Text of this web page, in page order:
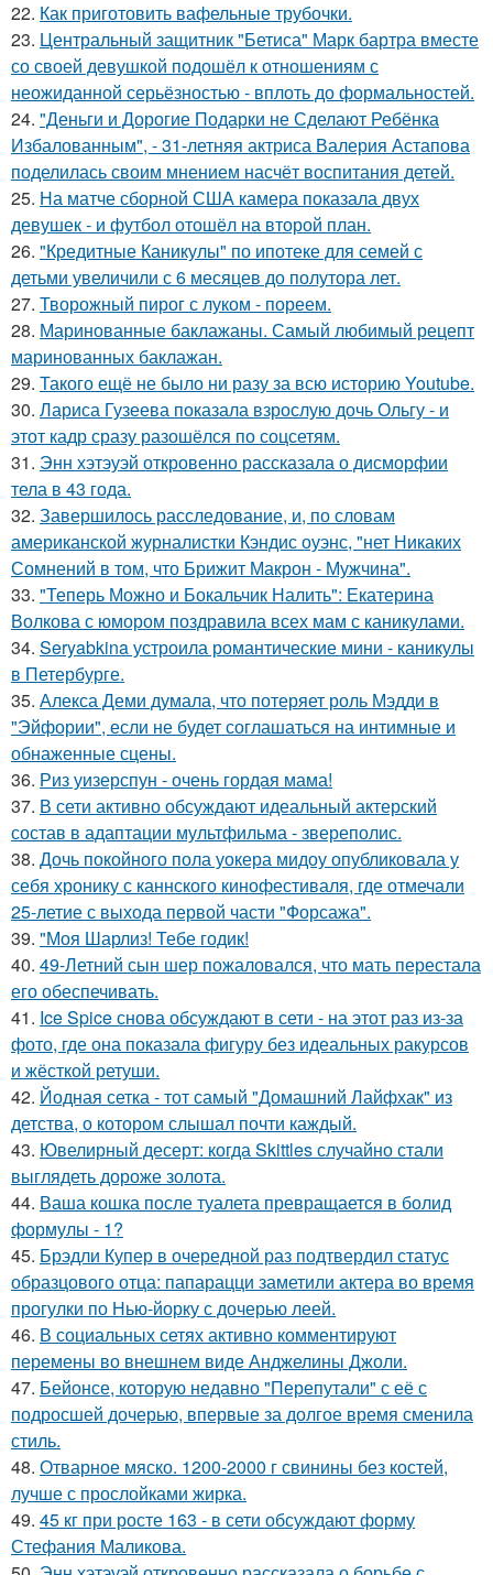
22. Как приготовить вафельные трубочки.
23. Центральный защитник "Бетиса" Марк бартра вместе
со своей девушкой подошёл к отношениям с
неожиданной серьёзностью - вплоть до формальностей.
24. "Деньги и Дорогие Подарки не Сделают Ребёнка
Избалованным", - 31-летняя актриса Валерия Астапова
поделилась своим мнением насчёт воспитания детей.
25. На матче сборной США камера показала двух
девушек - и футбол отошёл на второй план.
26. "Кредитные Каникулы" по ипотеке для семей с
детьми увеличили с 6 месяцев до полутора лет.
27. Творожный пирог с луком - пореем.
28. Маринованные баклажаны. Самый любимый рецепт
маринованных баклажан.
29. Такого ещё не было ни разу за всю историю Youtube.
30. Лариса Гузеева показала взрослую дочь Ольгу - и
этот кадр сразу разошёлся по соцсетям.
31. Энн хэтэуэй откровенно рассказала о дисморфии
тела в 43 года.
32. Завершилось расследование, и, по словам
американской журналистки Кэндис оуэнс, "нет Никаких
Сомнений в том, что Брижит Макрон - Мужчина".
33. "Теперь Можно и Бокальчик Налить": Екатерина
Волкова с юмором поздравила всех мам с каникулами.
34. Seryabkina устроила романтические мини - каникулы
в Петербурге.
35. Алекса Деми думала, что потеряет роль Мэдди в
"Эйфории", если не будет соглашаться на интимные и
обнаженные сцены.
36. Риз уизерспун - очень гордая мама!
37. В сети активно обсуждают идеальный актерский
состав в адаптации мультфильма - звереполис.
38. Дочь покойного пола уокера мидоу опубликовала у
себя хронику с каннского кинофестиваля, где отмечали
25-летие с выхода первой части "Форсажа".
39. "Моя Шарлиз! Тебе годик!
40. 49-Летний сын шер пожаловался, что мать перестала
его обеспечивать.
41. Ice Spice снова обсуждают в сети - на этот раз из-за
фото, где она показала фигуру без идеальных ракурсов
и жёсткой ретуши.
42. Йодная сетка - тот самый "Домашний Лайфхак" из
детства, о котором слышал почти каждый.
43. Ювелирный десерт: когда Skittles случайно стали
выглядеть дороже золота.
44. Ваша кошка после туалета превращается в болид
формулы - 1?
45. Брэдли Купер в очередной раз подтвердил статус
образцового отца: папарацци заметили актера во время
прогулки по Нью-йорку с дочерью леей.
46. В социальных сетях активно комментируют
перемены во внешнем виде Анджелины Джоли.
47. Бейонсе, которую недавно "Перепутали" с её с
подросшей дочерью, впервые за долгое время сменила
стиль.
48. Отварное мяско. 1200-2000 г свинины без костей,
лучше с прослойками жирка.
49. 45 кг при росте 163 - в сети обсуждают форму
Стефания Маликова.